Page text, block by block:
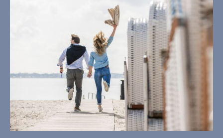
18°
light rain
83% Luftfeuchtigkeit
Wind: 4m/s NNW
MAX C 18 • MIN C 18
21°
MO
19°
DI
19
MI